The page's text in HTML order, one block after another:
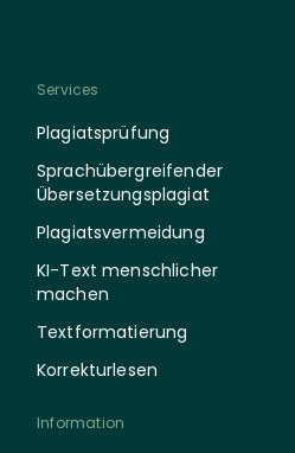
Services
Plagiatsprüfung
Sprachübergreifender
Übersetzungsplagiat
Plagiatsvermeidung
KI-Text menschlicher
machen
Textformatierung
Korrekturlesen
Information